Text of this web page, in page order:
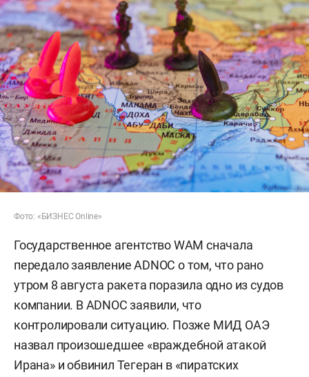
Фото: «БИЗНЕС Online»
Государственное агентство WAM сначала
передало заявление ADNOC о том, что рано
утром 8 августа ракета поразила одно из судов
компании. В ADNOC заявили, что
контролировали ситуацию. Позже МИД ОАЭ
назвал произошедшее «враждебной атакой
Ирана» и обвинил Тегеран в «пиратских